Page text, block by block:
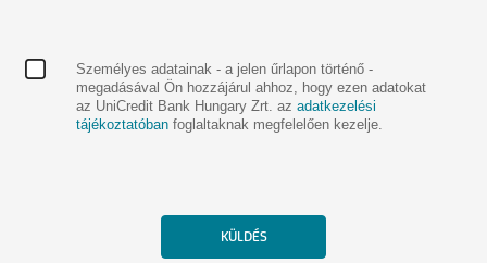
Személyes adatainak - a jelen űrlapon történő -
megadásával Ön hozzájárul ahhoz, hogy ezen adatokat
az UniCredit Bank Hungary Zrt. az adatkezelési
tájékoztatóban foglaltaknak megfelelően kezelje.